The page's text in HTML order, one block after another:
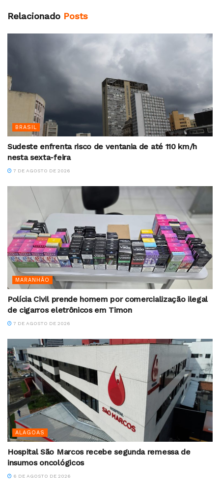
Relacionado Posts
BRASIL
Sudeste enfrenta risco de ventania de até 110 km/h
nesta sexta-feira
7 DE AGOSTO DE 2026
MARANHÃO
Polícia Civil prende homem por comercialização ilegal
de cigarros eletrônicos em Timon
7 DE AGOSTO DE 2026
ALAGOAS
Hospital São Marcos recebe segunda remessa de
insumos oncológicos
6 DE AGOSTO DE 2026